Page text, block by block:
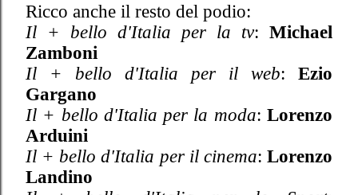
Ricco anche il resto del podio:
Il + bello d'Italia per la tv: Michael
Zamboni
Il + bello d'Italia per il web: Ezio
Gargano
Il + bello d'Italia per la moda:Lorenzo
Arduini
Il + bello d'Italia per il cinema:Lorenzo
Landino